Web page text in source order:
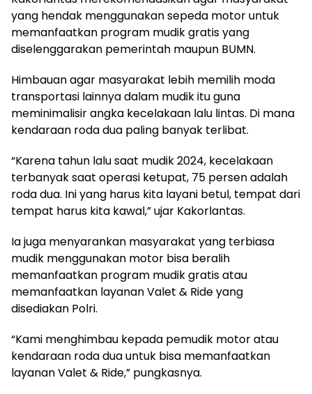
yang hendak menggunakan sepeda motor untuk
memanfaatkan program mudik gratis yang
diselenggarakan pemerintah maupun BUMN.
Himbauan agar masyarakat lebih memilih moda
transportasi lainnya dalam mudik itu guna
meminimalisir angka kecelakaan lalu lintas. Di mana
kendaraan roda dua paling banyak terlibat.
“Karena tahun lalu saat mudik 2024, kecelakaan
terbanyak saat operasi ketupat, 75 persen adalah
roda dua. Ini yang harus kita layani betul, tempat dari
tempat harus kita kawal,” ujar Kakorlantas.
Ia juga menyarankan masyarakat yang terbiasa
mudik menggunakan motor bisa beralih
memanfaatkan program mudik gratis atau
memanfaatkan layanan Valet & Ride yang
disediakan Polri.
“Kami menghimbau kepada pemudik motor atau
kendaraan roda dua untuk bisa memanfaatkan
layanan Valet & Ride,” pungkasnya.